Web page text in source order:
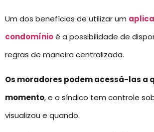
Um dos benefícios de utilizar um
condomínioé a possibilidade de
regras de maneira centralizada.
Os moradores podem acessá-las a
momento, e o síndico tem controle
visualizou e quando.